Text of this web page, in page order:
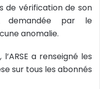
de vérification de son
demandée par le
anomalie.
a renseigné les
sur tous les abonnés